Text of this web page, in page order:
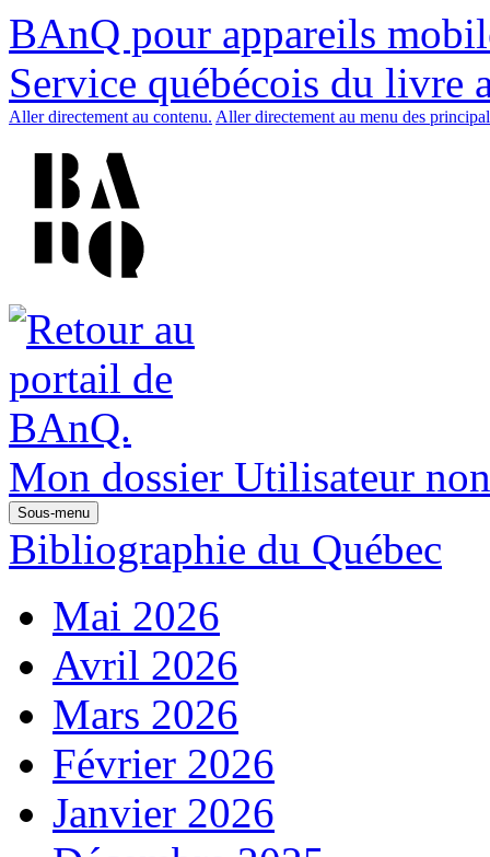
BAnQ pour appareils
Service québécois du livre
Aller directement au contenu. Aller directement au menu des
Mon dossier Utilisateur
Sous-menu
Bibliographie du Québec
Mai 2026
Avril 2026
Mars 2026
Février 2026
Janvier 2026